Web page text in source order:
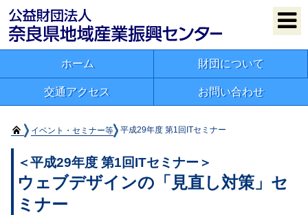
ホーム 財団について
交通アクセス お問い合わせ
イベント・セミナー等 平成29年度 第1回ITセミナー
＜平成29年度 第1回ITセミナー＞
ウェブデザインの「見直し対策」セ
ミナー